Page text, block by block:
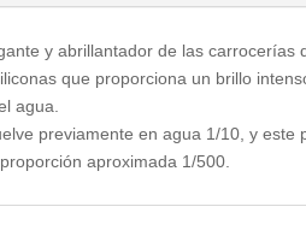
y abrillantador de las carrocerías
que proporciona un brillo
agua.
previamente en agua 1/10, y este
aproximada 1/500.